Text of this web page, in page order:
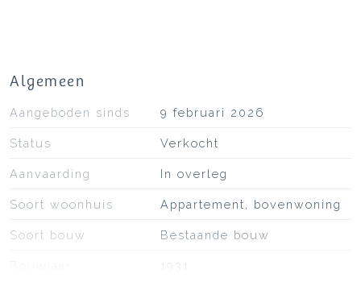
Algemeen
Aangeboden sinds 9 februari 2026
Status Verkocht
Aanvaarding In overleg
Soort woonhuis Appartement, bovenwoning
Soort bouw Bestaande bouw
1931